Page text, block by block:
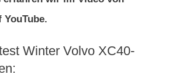
Winter Volvo XC40-